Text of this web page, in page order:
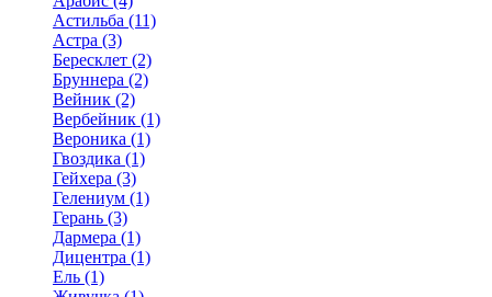
Астильба (11)
Астра (3)
Бересклет (2)
Бруннера (2)
Вейник (2)
Вербейник (1)
Вероника (1)
Гвоздика (1)
Гейхера (3)
Гелениум (1)
Герань (3)
Дармера (1)
Дицентра (1)
Ель (1)